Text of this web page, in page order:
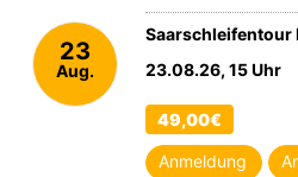
23
Aug.
2026
Saarschleifentour
23.08.26, 15 Uhr
49,00€
Anmeldung